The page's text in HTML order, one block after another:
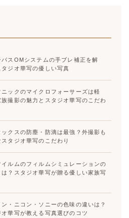
パスOMシステムの手ブレ補正を解
タジオ華写の優しい写真
ニックのマイクロフォーサーズは軽
族撮影の魅力とスタジオ華写のこだわ
ックスの防塵・防滴は最強？外撮影も
スタジオ華写のこだわり
イルムのフィルムシミュレーションの
は？スタジオ華写が贈る優しい家族写
ン・ニコン・ソニーの色味の違いは？
オ華写が教える写真選びのコツ